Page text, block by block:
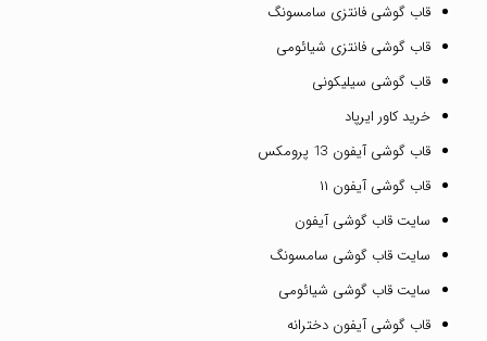
قاب گوشی فانتزی سامسونگ
قاب گوشی فانتزی شیائومی
قاب گوشی سیلیکونی
خرید کاور ایرپاد
قاب گوشی آیفون 13 پرومکس
قاب گوشی آیفون ۱۱
سایت قاب گوشی آیفون
سایت قاب گوشی سامسونگ
سایت قاب گوشی شیائومی
قاب گوشی آیفون دخترانه